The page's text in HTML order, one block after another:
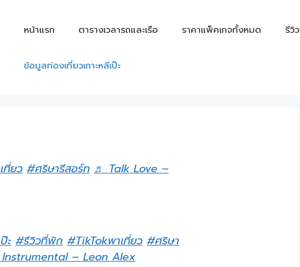
หน้าแรก ตารางเวลารถและเรือ ราคาแพ็คเกจทั้งหมด รีวิ
ข้อมูลท่องเที่ยวเกาะหลีเป๊ะ
ที่ยว #ศริษารีสอร์ท ♬ Talk Love –
ะ #รีวิวที่พัก #TikTokพาเที่ยว #ศริษา
– Leon Alex